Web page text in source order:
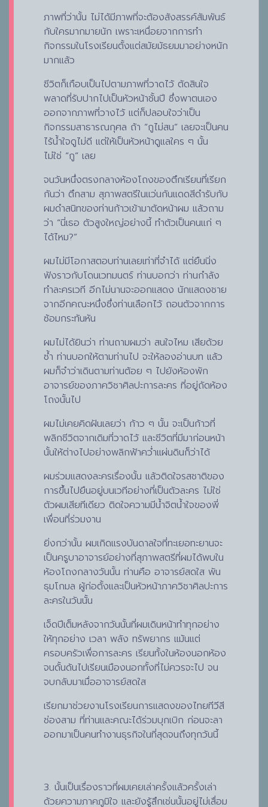
ภาพที่ว่านั้น ไม่ได้มีภาพที่จะต้องสังสรรค์สัมพันธ์
กับใครมากมายนัก เพราะเหนื่อยจากการทำ
กิจกรรมในโรงเรียนตั้งแต่สมัยมัธยมมาอย่างหนัก
มากแล้ว
ชีวิตก็เกือบเป็นไปตามภาพที่วาดไว้ ตัดสินใจ
พลาดที่รับปากไปเป็นหัวหน้าชั้นปี ซึ่งพาตนเอง
ออกจากภาพที่วางไว้ แต่ก็ปลอบใจว่าเป็น
กิจกรรมสาธารณกุศล ถ้า “กูไม่สน” เลยจะเป็นคน
ไร้น้ำใจดูไม่ดี แต่ให้เป็นหัวหน้าดูแลใคร ๆ นั้น
ไม่ใช่ “กู” เลย
จนวันหนึ่งตรงกลางห้องโถงของตึกเรียนที่เรียก
กันว่า ตึกสาม สุภาพสตรีในแว่นกันแดดสีดำรับกับ
ผมดำสนิทของท่านก้าวเข้ามาตัดหน้าผม แล้วถาม
ว่า “นี่เธอ ตัวสูงใหญ่อย่างนี้ ทำตัวเป็นคนแก่ ๆ
ได้ไหม?”
ผมไม่มีโอกาสตอบท่านเลยเท่าที่จำได้ แต่ยืนนิ่ง
ฟังราวกับโดนเวทมนตร์ ท่านบอกว่า ท่านกำลัง
ทำละครเวที อีกไม่นานจะออกแสดง นักแสดงชาย
จากอีกคณะหนึ่งซึ่งท่านเลือกไว้ ถอนตัวจากการ
ซ้อมกระทันหัน
ผมไม่ได้ยินว่า ท่านถามผมว่า สนใจไหม เสียด้วย
ซ้ำ ท่านบอกให้ตามท่านไป จะให้ลองอ่านบท แล้ว
ผมก็จำว่าเดินตามท่านต้อย ๆ ไปยังห้องพัก
อาจารย์ของภาควิชาศิลปะการละคร ที่อยู่ถัดห้อง
โถงนั้นไป
ผมไม่เคยคิดฝันเลยว่า ก้าว ๆ นั้น จะเป็นก้าวที่
พลิกชีวิตจากเดิมที่วาดไว้ และชีวิตที่มีมาก่อนหน้า
นั้นให้ต่างไปอย่างพลิกฟ้าคว่ำแผ่นดินก็ว่าได้
ผมร่วมแสดงละครเรื่องนั้น แล้วติดใจรสชาติของ
การขึ้นไปยืนอยู่บนเวทีอย่างที่เป็นตัวละคร ไม่ใช่
ตัวผมเสียทีเดียว ติดใจความมีน้ำจิตน้ำใจของพี่
เพื่อนที่ร่วมงาน
ยิ่งกว่านั้น ผมเกิดแรงบันดาลใจที่ทะเยอทะยานจะ
เป็นครูบาอาจารย์อย่างที่สุภาพสตรีที่ผมได้พบใน
ห้องโถงกลางวันนั้น ท่านคือ อาจารย์สดใส พัน
ธุมโกมล ผู้ก่อตั้งและเป็นหัวหน้าภาควิชาศิลปะการ
ละครในวันนั้น
เจ็ดปีเต็มหลังจากวันนั้นที่ผมเดินหน้าทำทุกอย่าง
ให้ทุกอย่าง เวลา พลัง ทรัพยากร แม้นแต่
ครอบครัวเพื่อการละคร เรียนทั้งในห้องนอกห้อง
จนดั้นด้นไปเรียนเมืองนอกทั้งที่ไม่ควรจะไป จน
จบกลับมาเมื่ออาจารย์สดใส
เรียกมาช่วยงานโรงเรียนการแสดงของไทยทีวีสี
ช่องสาม ที่ท่านและคณะได้ร่วมบุกเบิก ก่อนจะลา
ออกมาเป็นคนทำงานธุรกิจในที่สุดจนถึงทุกวันนี้
3. นั้นเป็นเรื่องราวที่ผมเคยเล่าครั้งแล้วครั้งเล่า
ด้วยความภาคภูมิใจ และยังรู้สึกเช่นนั้นอยู่ไม่เสื่อม